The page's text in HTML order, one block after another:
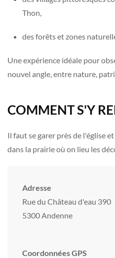
Thon,
des forêts et zones
Une expérience idéale pour
nouvel angle, entre nature,
COMMENT S'Y
Il faut se garer près de l'église
dans la prairie où on lieu les
Adresse
Rue du Château d'eau 390
5300 Andenne
Coordonnées GPS